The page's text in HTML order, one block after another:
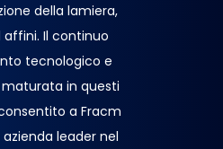
della lamiera,
Il continuo
tecnologico e
maturata in questi
a Fracm
leader nel